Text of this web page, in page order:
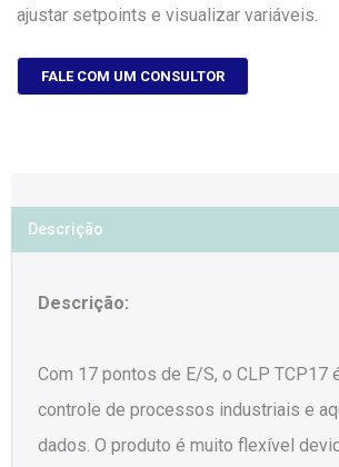
ajustar setpoints e visualizar variáveis.
FALE COM UM CONSULTOR
Descrição
Descrição:
Com 17 pontos de E/S, o CLP TCP17
controle de processos industriais e
dados. O produto é muito flexível